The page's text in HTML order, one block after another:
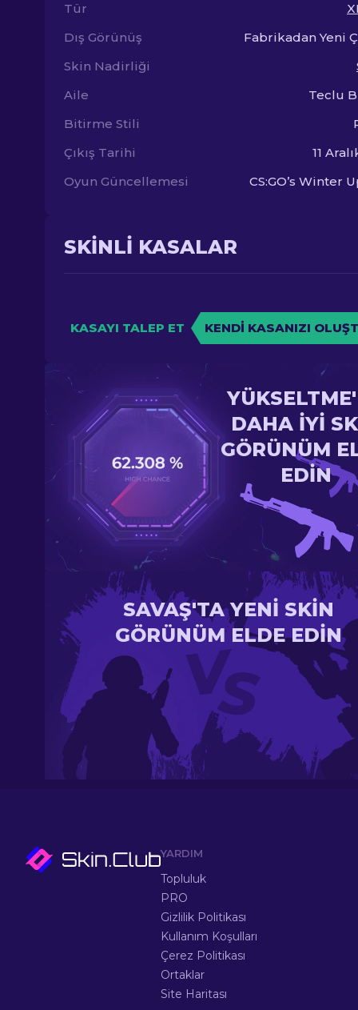
Tür
Dış Görünüş
Fabrikadan Yeni
Skin Nadirliği
Aile
Teclu
Bitirme Stili
Çıkış Tarihi
11
Oyun Güncellemesi
CS:GO’s Winter
SKINLI KASALAR
KASAYI TALEP ET KENDI KASANIZI
DAHA IYI
GÖRÜNÜM
EDIN
SAVAŞ'TA YENI SKIN
GÖRÜNÜM ELDE EDIN
YARDIM
Topluluk
PRO
Gizlilik Politikası
Kullanım Koşulları
Çerez Politikası
Ortaklar
Site Haritası